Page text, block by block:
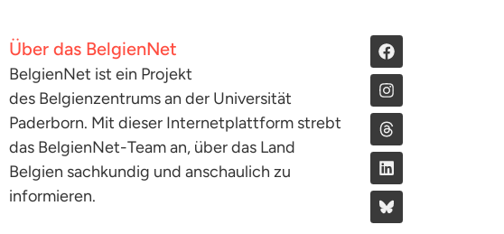
Über das BelgienNet
BelgienNet ist ein Projekt
des Belgienzentrums an der Universität
Paderborn. Mit dieser Internetplattform strebt
das BelgienNet-Team an, über das Land
Belgien sachkundig und anschaulich zu
informieren.